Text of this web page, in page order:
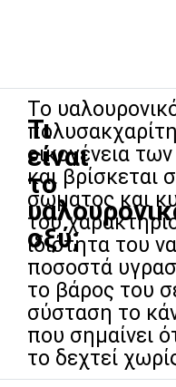
Τι
είναι
το
οξύ;
Το
οικογένεια
και βρίσκεται
σώματος και
του
ιδιότητα του
ποσοστά
το βάρος του
σύσταση το
που σημαίνει
το δεχτεί